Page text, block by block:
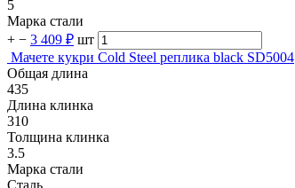
5
Марка стали
+ − 3 409 ₽ шт
Мачете кукри Cold Steel реплика black SD5004
Общая длина
435
Длина клинка
310
Толщина клинка
3.5
Марка стали